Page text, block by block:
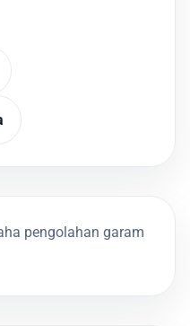
pengolahan garam